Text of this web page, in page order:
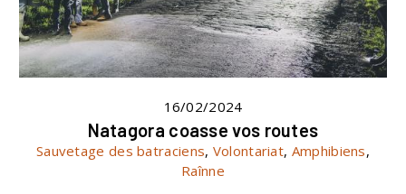
16/02/2024
Natagora coasse vos routes
Sauvetage des batraciens, Volontariat, Amphibiens,
Raînne